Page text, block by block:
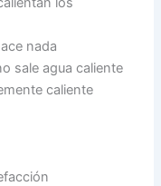
nada
sale agua caliente
caliente